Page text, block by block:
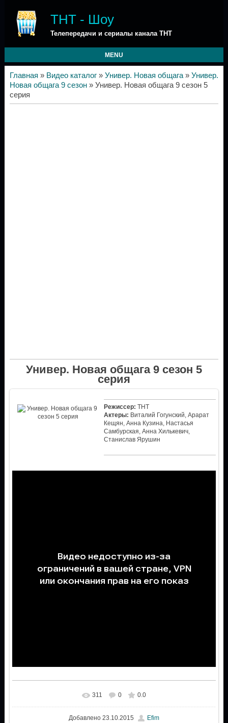
ТНТ - Шоу
Телепередачи и сериалы канала ТНТ
MENU
Главная » Видео каталог» Универ. Новая общага» Универ.
Новая общага 9 сезон» Универ. Новая общага 9 сезон 5
серия
Универ. Новая общага 9 сезон 5
серия
Режиссер: ТНТ
Актеры: Виталий Гогунский, Арарат
Кещян, Анна Кузина, Настасья
Самбурская, Анна Хилькевич,
Станислав Ярушин
311 0 0.0
Добавлено23.10.2015 Efim